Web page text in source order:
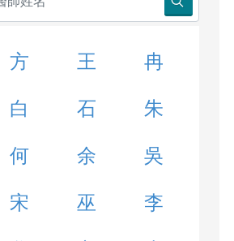
方 王 冉
白 石 朱
何 余 吳
宋 巫 李